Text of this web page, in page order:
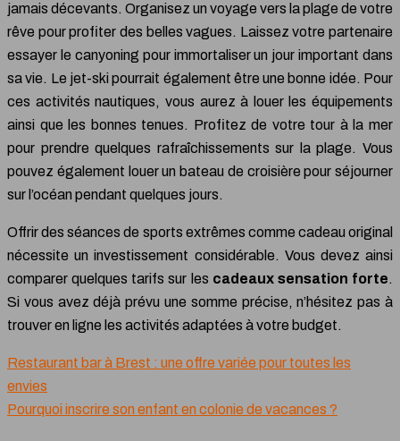
jamais décevants. Organisez un voyage vers la plage de votre
rêve pour profiter des belles vagues. Laissez votre partenaire
essayer le canyoning pour immortaliser un jour important dans
sa vie. Le jet-ski pourrait également être une bonne idée. Pour
ces activités nautiques, vous aurez à louer les équipements
ainsi que les bonnes tenues. Profitez de votre tour à la mer
pour prendre quelques rafraîchissements sur la plage. Vous
pouvez également louer un bateau de croisière pour séjourner
sur l’océan pendant quelques jours.
Offrir des séances de sports extrêmes comme cadeau original
nécessite un investissement considérable. Vous devez ainsi
comparer quelques tarifs sur les cadeaux sensation forte.
Si vous avez déjà prévu une somme précise, n’hésitez pas à
trouver en ligne les activités adaptées à votre budget.
Restaurant bar à Brest : une offre variée pour toutes les
envies
Pourquoi inscrire son enfant en colonie de vacances ?